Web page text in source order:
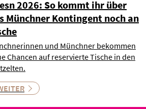
2026: So kommt ihr über
Münchner Kontingent noch an
und Münchner bekommen
Chancen auf reservierte Tische in den